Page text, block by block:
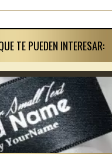
TE PUEDEN INTERESAR: